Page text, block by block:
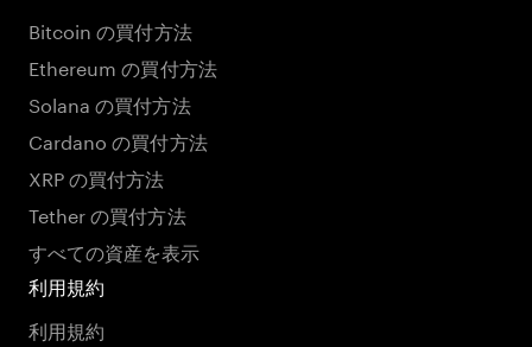
Bitcoin の買付方法
Ethereum の買付方法
Solana の買付方法
Cardano の買付方法
XRP の買付方法
Tether の買付方法
すべての資産を表示
利用規約
利用規約